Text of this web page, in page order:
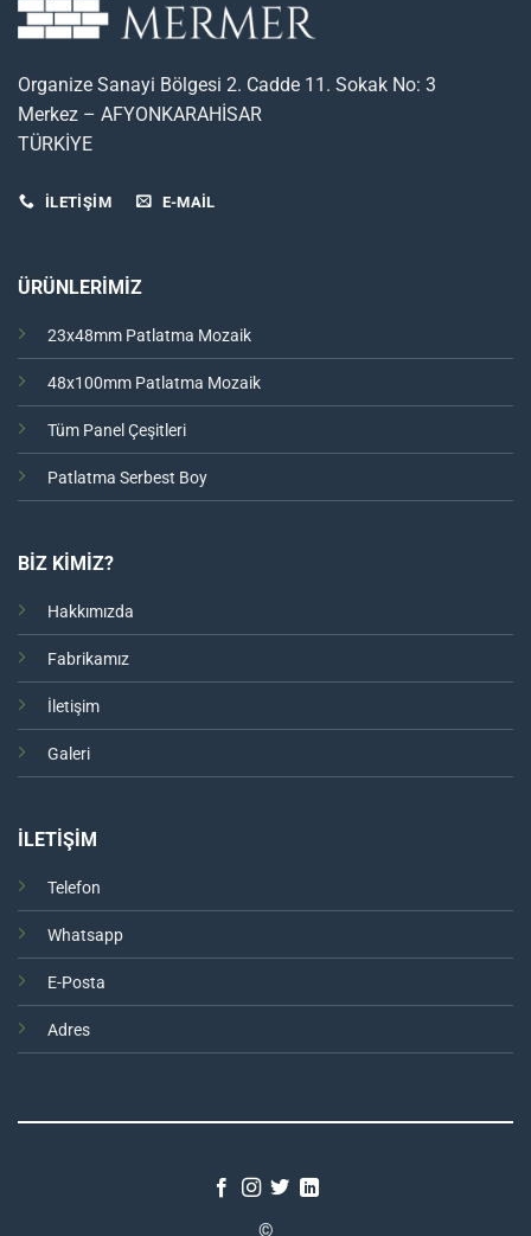
Organize Sanayi Bölgesi 2. Cadde 11. Sokak No: 3
Merkez – AFYONKARAHİSAR
TÜRKİYE
İLETİŞİM E-MAIL
ÜRÜNLERİMİZ
23x48mm Patlatma Mozaik
48x100mm Patlatma Mozaik
Tüm Panel Çeşitleri
Patlatma Serbest Boy
BİZ KİMİZ?
Hakkımızda
Fabrikamız
İletişim
Galeri
İLETİŞİM
Telefon
Whatsapp
E-Posta
Adres
©